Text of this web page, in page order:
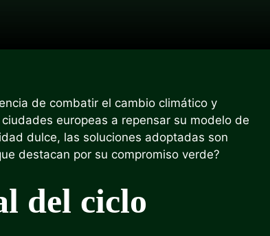
de combatir el cambio climático y
europeas a repensar su modelo de
dulce, las soluciones adoptadas son
destacan por su compromiso verde?
del ciclo